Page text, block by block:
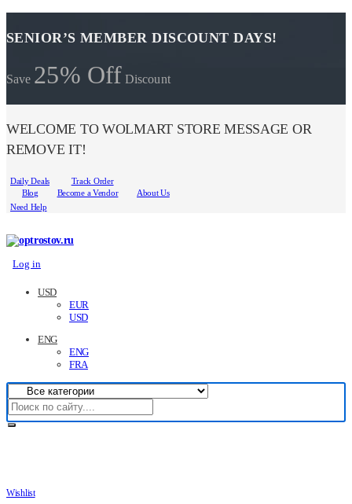
SENIOR’S MEMBER DISCOUNT DAYS!
Save 25% Off Discount
WELCOME TO WOLMART STORE MESSAGE OR
REMOVE IT!
Daily Deals
Track Order
Blog
Become a Vendor
About Us
Need Help
Log in
USD
EUR
USD
ENG
ENG
FRA
Wishlist